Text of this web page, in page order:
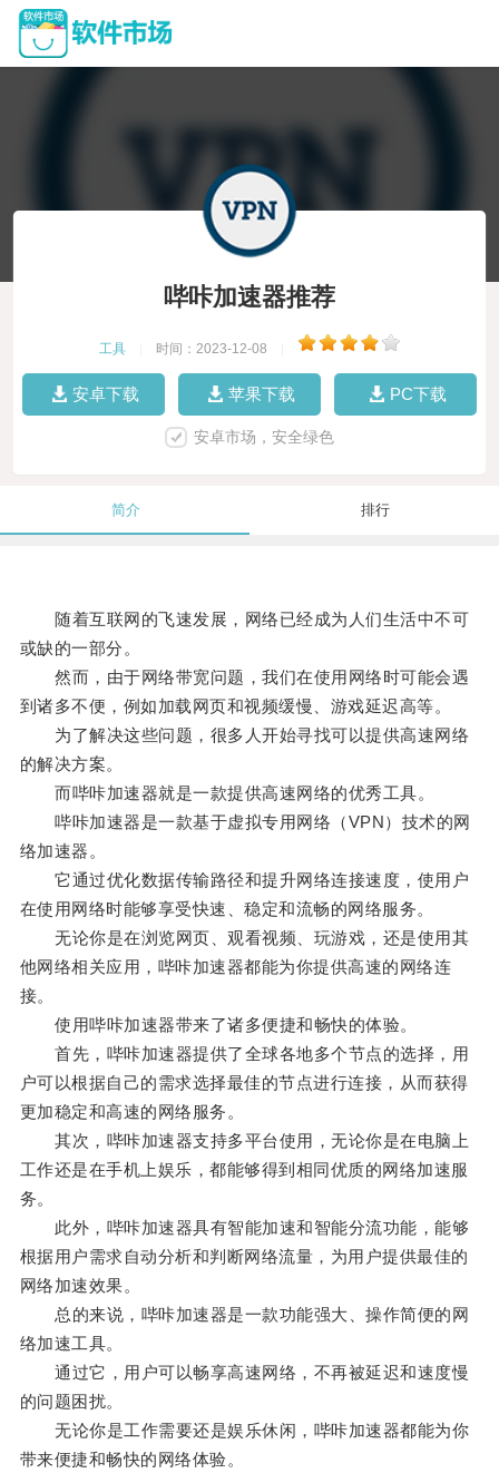
哔咔加速器推荐
工具 时间：2023-12-08
安卓下载 苹果下载 PC下载
安卓市场，安全绿色
简介 排行
随着互联网的飞速发展，网络已经成为人们生活中不可
或缺的一部分。
然而，由于网络带宽问题，我们在使用网络时可能会遇
到诸多不便，例如加载网页和视频缓慢、游戏延迟高等。
为了解决这些问题，很多人开始寻找可以提供高速网络
的解决方案。
而哔咔加速器就是一款提供高速网络的优秀工具。
哔咔加速器是一款基于虚拟专用网络（VPN）技术的网
络加速器。
它通过优化数据传输路径和提升网络连接速度，使用户
在使用网络时能够享受快速、稳定和流畅的网络服务。
无论你是在浏览网页、观看视频、玩游戏，还是使用其
他网络相关应用，哔咔加速器都能为你提供高速的网络连
接。
使用哔咔加速器带来了诸多便捷和畅快的体验。
首先，哔咔加速器提供了全球各地多个节点的选择，用
户可以根据自己的需求选择最佳的节点进行连接，从而获得
更加稳定和高速的网络服务。
其次，哔咔加速器支持多平台使用，无论你是在电脑上
工作还是在手机上娱乐，都能够得到相同优质的网络加速服
务。
此外，哔咔加速器具有智能加速和智能分流功能，能够
根据用户需求自动分析和判断网络流量，为用户提供最佳的
网络加速效果。
总的来说，哔咔加速器是一款功能强大、操作简便的网
络加速工具。
通过它，用户可以畅享高速网络，不再被延迟和速度慢
的问题困扰。
无论你是工作需要还是娱乐休闲，哔咔加速器都能为你
带来便捷和畅快的网络体验。